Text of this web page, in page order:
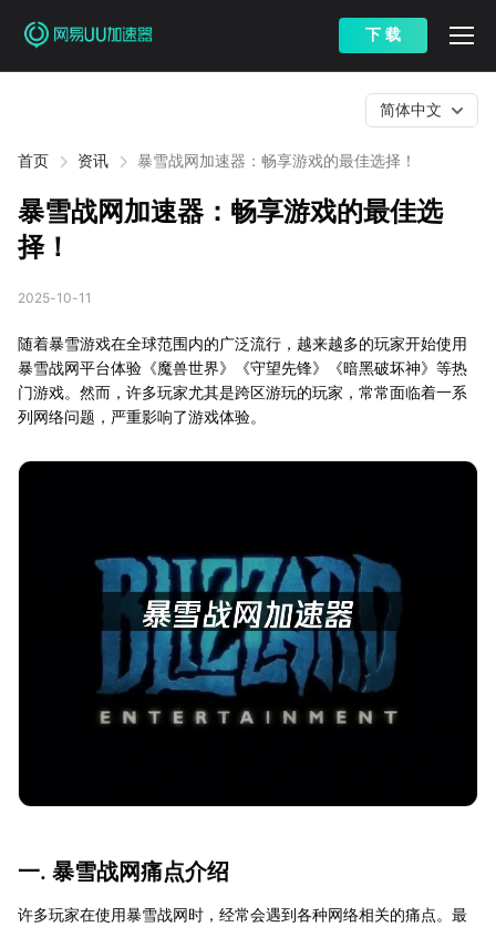
下 载
首页 资讯 暴雪战网加速器：畅享游戏的最佳选择！
简体中文
暴雪战网加速器：畅享游戏的最佳选
择！
2025-10-11
随着暴雪游戏在全球范围内的广泛流行，越来越多的玩家开始使用
暴雪战网平台体验《魔兽世界》《守望先锋》《暗黑破坏神》等热
门游戏。然而，许多玩家尤其是跨区游玩的玩家，常常面临着一系
列网络问题，严重影响了游戏体验。
一. 暴雪战网痛点介绍
许多玩家在使用暴雪战网时，经常会遇到各种网络相关的痛点。最